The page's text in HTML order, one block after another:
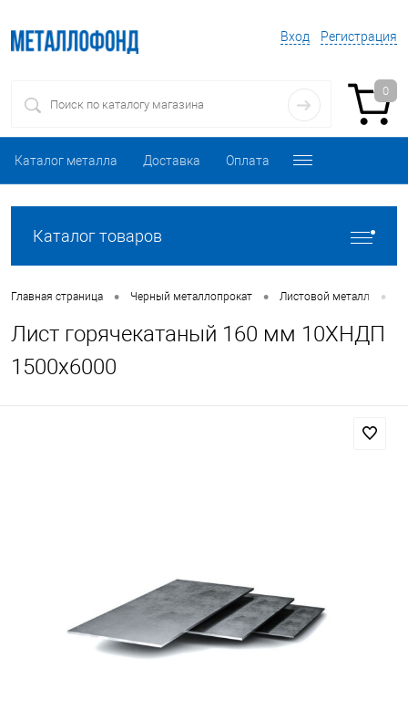
Вход Регистрация
0
Каталог металла Доставка Оплата
Каталог товаров
Главная страница • Черный металлопрокат • Листовой металл •
Лист горячекатаный 160 мм 10ХНДП
1500х6000